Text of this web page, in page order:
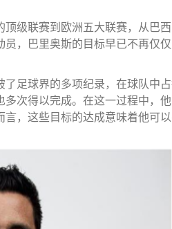
级联赛到欧洲五大联赛，从巴
，巴里奥斯的目标早已不再仅
足球界的多项纪录，在球队中占
次得以完成。在这一过程中，
，这些目标的达成意味着他可